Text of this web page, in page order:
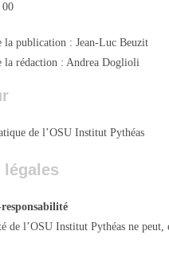
00
la publication : Jean-Luc Beuzit
la rédaction : Andrea Doglioli
de l’OSU Institut Pythéas
légales
de l’OSU Institut Pythéas ne